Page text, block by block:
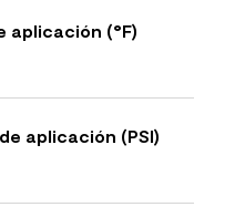
aplicación (°F)
aplicación (PSI)